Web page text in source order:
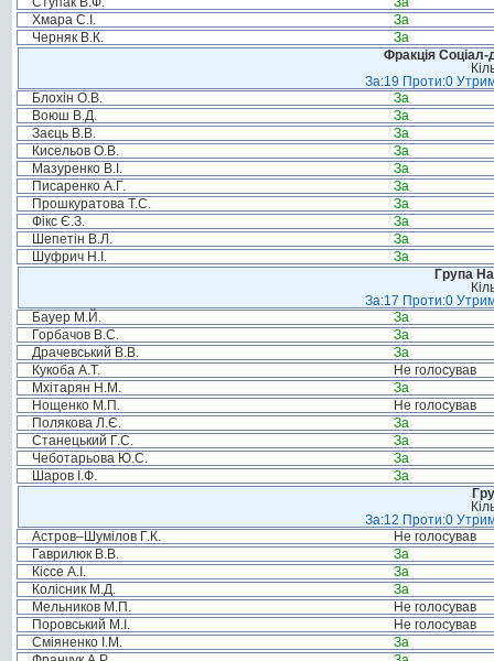
Хмара С.І.
За
Черняк В.К.
За
Фракція Соціал-
За:19 Проти:0
Блохін О.В.
За
Воюш В.Д.
За
Заєць В.В.
За
Кисельов О.В.
За
Мазуренко В.І.
За
Писаренко А.Г.
За
Прошкуратова Т.С.
За
Фікс Є.З.
За
Шепетін В.Л.
За
Шуфрич Н.І.
За
Група
За:17 Проти:0
Бауер М.Й.
За
Горбачов В.С.
За
Драчевський В.В.
За
Кукоба А.Т.
Не голосував
Мхітарян Н.М.
За
Нощенко М.П.
Не голосував
Полякова Л.Є.
За
Станецький Г.С.
За
Чеботарьова Ю.С.
За
Шаров І.Ф.
За
За:12 Проти:0
Астров–Шумілов Г.К.
Не голосував
Гаврилюк В.В.
За
Кіссе А.І.
За
Колісник М.Д.
За
Мельников М.П.
Не голосував
Поровський М.І.
Не голосував
Сміяненко І.М.
За